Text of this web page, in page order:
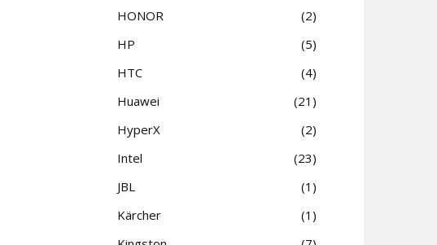
HONOR
2
HP
5
HTC
4
Huawei
21
HyperX
2
Intel
23
JBL
1
Kärcher
1